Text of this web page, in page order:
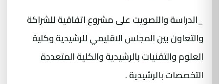
_الدراسة والتصويت على مشروع اتفاقية للشراكة
والتعاون بين المجلس الاقليمي للرشيدية وكلية
العلوم والتقنيات بالرشيدية والكلية المتعددة
التخصصات بالرشيدية .